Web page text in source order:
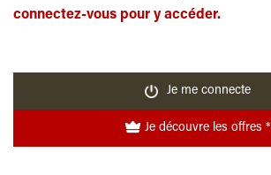
connectez-vous pour y accéder.
Je me connecte
Je découvre les offres *